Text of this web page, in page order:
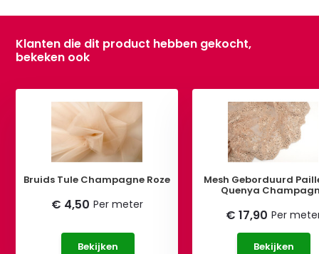
Klanten die dit product hebben gekocht,
bekeken ook
Bruids Tule Champagne Roze
€ 4,50 Per meter
Bekijken
Mesh Geborduurd
Quenya
€ 17,90 Per
Bekijken